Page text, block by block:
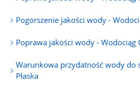
Pogorszenie jakości wody -
Poprawa jakości wody - Wodociąg
Warunkowa przydatność wody do
Płaska